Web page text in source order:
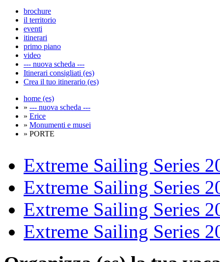
brochure
il territorio
eventi
itinerari
primo piano
video
--- nuova scheda ---
Itinerari consigliati (es)
Crea il tuo itinerario (es)
home (es)
» --- nuova scheda ---
» Erice
» Monumenti e musei
» PORTE
Extreme Sailing Series
Extreme Sailing Series
Extreme Sailing Series
Extreme Sailing Series